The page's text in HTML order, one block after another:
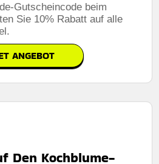
Gutscheincode beim
Sie 10% Rabatt auf alle
ANGEBOT
Den Kochblume-